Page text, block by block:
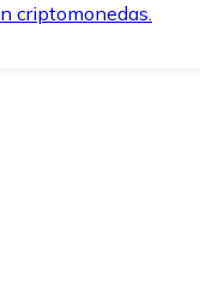
criptomonedas.
pago.